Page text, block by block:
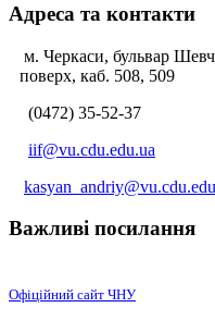
Адреса та контакти
м. Черкаси, бульвар
поверх, каб. 508, 509
(0472) 35-52-37
iif@vu.cdu.edu.ua
Важливі посилання
Офіційний сайт ЧНУ